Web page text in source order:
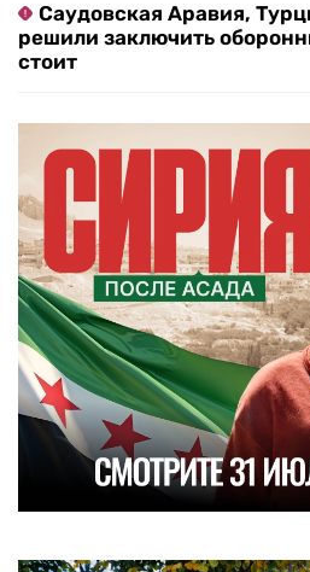
Саудовская Аравия,
решили заключить
стоит